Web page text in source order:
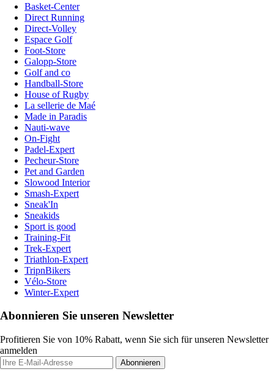
Basket-Center
Direct Running
Direct-Volley
Espace Golf
Foot-Store
Galopp-Store
Golf and co
Handball-Store
House of Rugby
La sellerie de Maé
Made in Paradis
Nauti-wave
On-Fight
Padel-Expert
Pecheur-Store
Pet and Garden
Slowood Interior
Smash-Expert
Sneak'In
Sneakids
Sport is good
Training-Fit
Trek-Expert
Triathlon-Expert
TripnBikers
Vélo-Store
Winter-Expert
Abonnieren Sie unseren Newsletter
Profitieren Sie von 10% Rabatt, wenn Sie sich für unseren Newsletter
anmelden
Abonnieren